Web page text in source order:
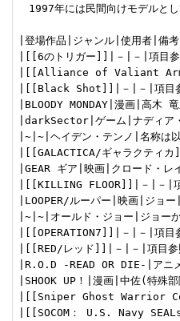
1997年には民間向けモデルと
|登場作品|ジャンル|使用者|備
|[[6のトリガー]]|－|－|項目参
|[[Alliance of Valiant
|[[Black Shot]]|－|－|項目
|BLOODY MONDAY|漫画|高
|darkSector|ゲーム|ナディア
|~|~|ヘイデン・テンノ|名称は
|[[GALACTICA/ギャラクティ
|GEAR ギア|映画|クロード・
|[[KILLING FLOOR]]|－|－|項
|LOOPER/ルーパー|映画|ジョ
|~|~|オールド・ジョー|ジョー
|[[OPERATION7]]|－|－|項目
|[[RED/レッド]]|－|－|項目参
|R.O.D -READ OR DIE-|アニ
|SHOOK UP！|漫画|中佐(特殊
|[[Sniper Ghost Warrior
|[[SOCOM： U.S. Navy